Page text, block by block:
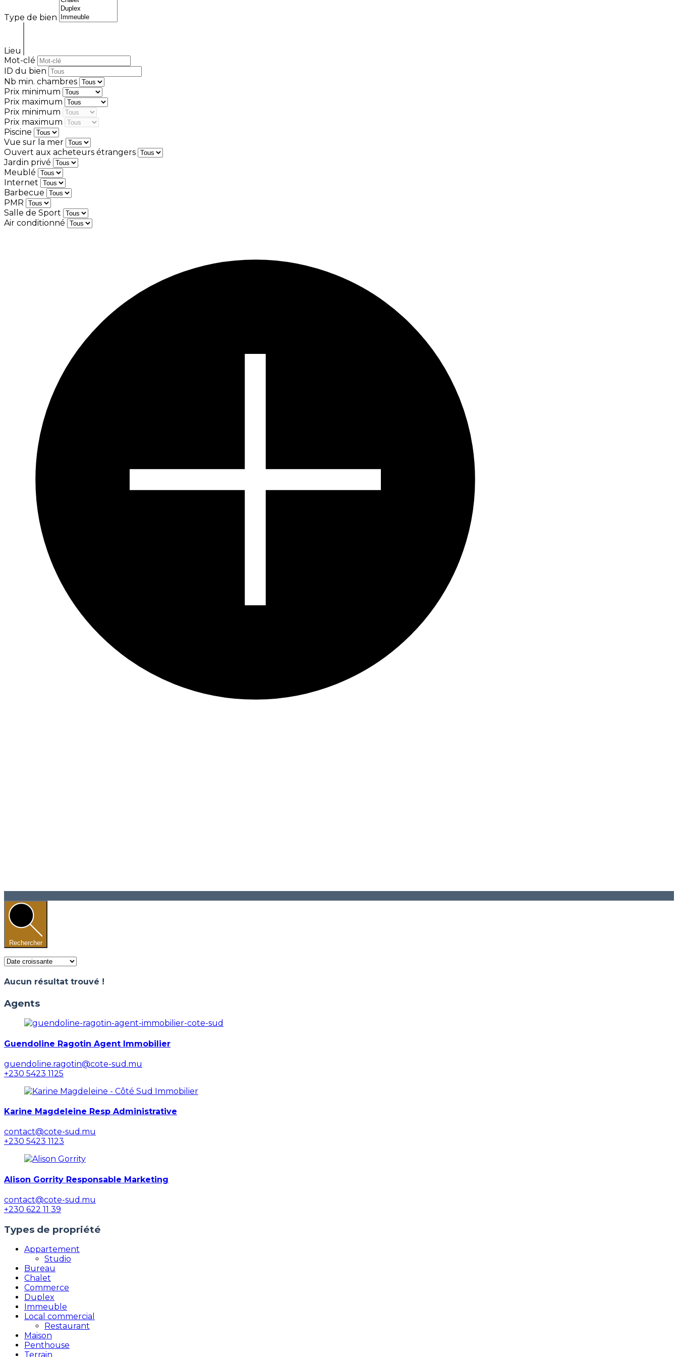
Type de bien
Lieu
Mot-clé
ID du bien
Nb min. chambres
Prix minimum
Prix maximum
Prix minimum
Prix maximum
Piscine
Vue sur la mer
Ouvert aux acheteurs étrangers
Jardin privé
Meublé
Internet
Barbecue
PMR
Salle de Sport
Air conditionné
Rechercher
Aucun résultat trouvé !
Agents
Guendoline Ragotin Agent Immobilier
guendoline.ragotin@cote-sud.mu
+230 5423 1125
Karine Magdeleine Resp Administrative
contact@cote-sud.mu
+230 5423 1123
Alison Gorrity Responsable Marketing
contact@cote-sud.mu
+230 622 11 39
Types de propriété
Appartement
Studio
Bureau
Chalet
Commerce
Duplex
Immeuble
Local commercial
Restaurant
Maison
Penthouse
Terrain